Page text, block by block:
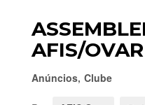
AFIS/OVAR
Anúncios, Clube